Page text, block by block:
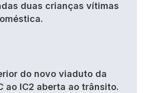
duas crianças vítimas
do novo viaduto da
ao IC2 aberta ao trânsito.